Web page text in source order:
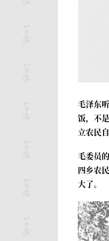
毛泽东
饭，不
立农民
毛委员
四乡农
大了。